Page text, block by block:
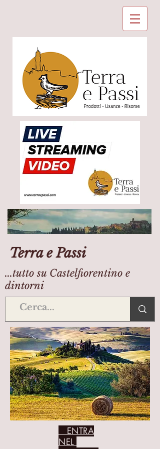
Terra e Passi
...tutto su Castelfiorentino e
dintorni
ENTRA
NEL